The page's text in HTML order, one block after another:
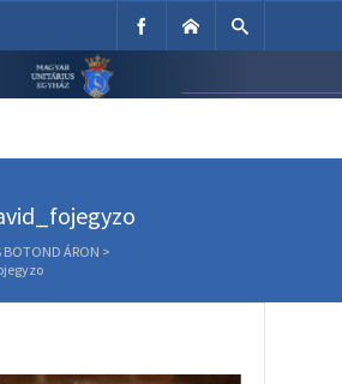
Egyház
BOTOND ÁRON >